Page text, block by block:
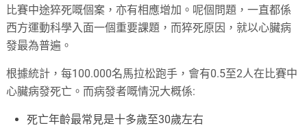
比賽中途猝死嘅個案，亦有相應增加。呢個問題，一直都係
西方運動科學入面一個重要課題，而猝死原因，就以心臟病
發最為普遍。
根據統計，每100.000名馬拉松跑手，會有0.5至2人在比賽中
心臟病發死亡。而病發者嘅情況大概係:
死亡年齡最常見是十多歲至30歲左右